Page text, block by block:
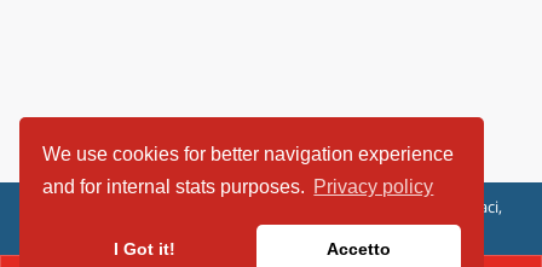
We use cookies for better navigation experience
and for internal stats purposes. Privacy policy
I Got it! Accetto
ViaggiArt - © 2013-2026 Altrama Italia SRL | Piazza Caduti di Capaci,
6/C - 87100 Cosenza, Italia - P.IVA 03321690780